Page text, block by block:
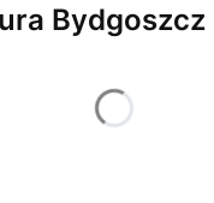
Bydgoszcz